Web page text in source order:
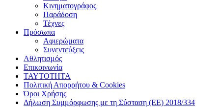
Κινηματογράφος
Παράδοση
Τέχνες
Πρόσωπα
Αφιερώματα
Συνεντεύξεις
Αθλητισμός
Επικοινωνία
ΤΑΥΤΟΤΗΤΑ
Πολιτική Απορρήτου & Cookies
Όροι Χρήσης
Δήλωση Συμμόρφωσης με τη Σύσταση (ΕΕ) 2018/334